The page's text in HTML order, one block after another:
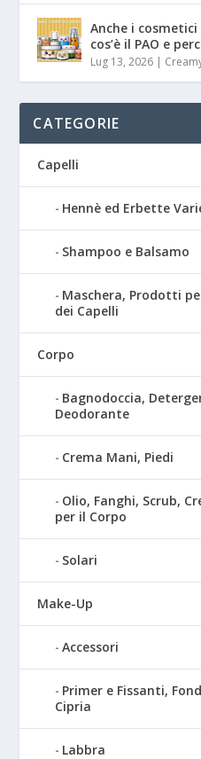
Anche i
cos’è il PAO e
Lug 13, 2026 |
CATEGORIE
Capelli
Hennè ed Erbette
Shampoo e Balsamo
Maschera, Prodotti
dei Capelli
Corpo
Bagnodoccia,
Deodorante
Crema Mani, Piedi
Olio, Fanghi, Scrub,
per il Corpo
Solari
Make-Up
Accessori
Primer e Fissanti,
Cipria
Labbra